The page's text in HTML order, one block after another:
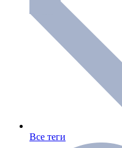
Все теги